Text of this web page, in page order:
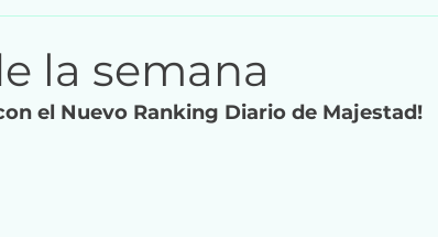
la semana
el Nuevo Ranking Diario de Majestad!